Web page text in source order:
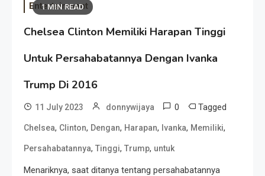
1 MIN READ
Entertainment
Chelsea Clinton Memiliki Harapan Tinggi
Untuk Persahabatannya Dengan Ivanka
Trump Di 2016
11 July 2023 donnywijaya 0 Tagged
Chelsea, Clinton, Dengan, Harapan, Ivanka, Memiliki,
Persahabatannya, Tinggi, Trump, untuk
Menariknya, saat ditanya tentang persahabatannya